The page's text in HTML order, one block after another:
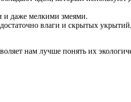
и даже мелкими змеями.
влаги и скрытых
нам лучше понять их